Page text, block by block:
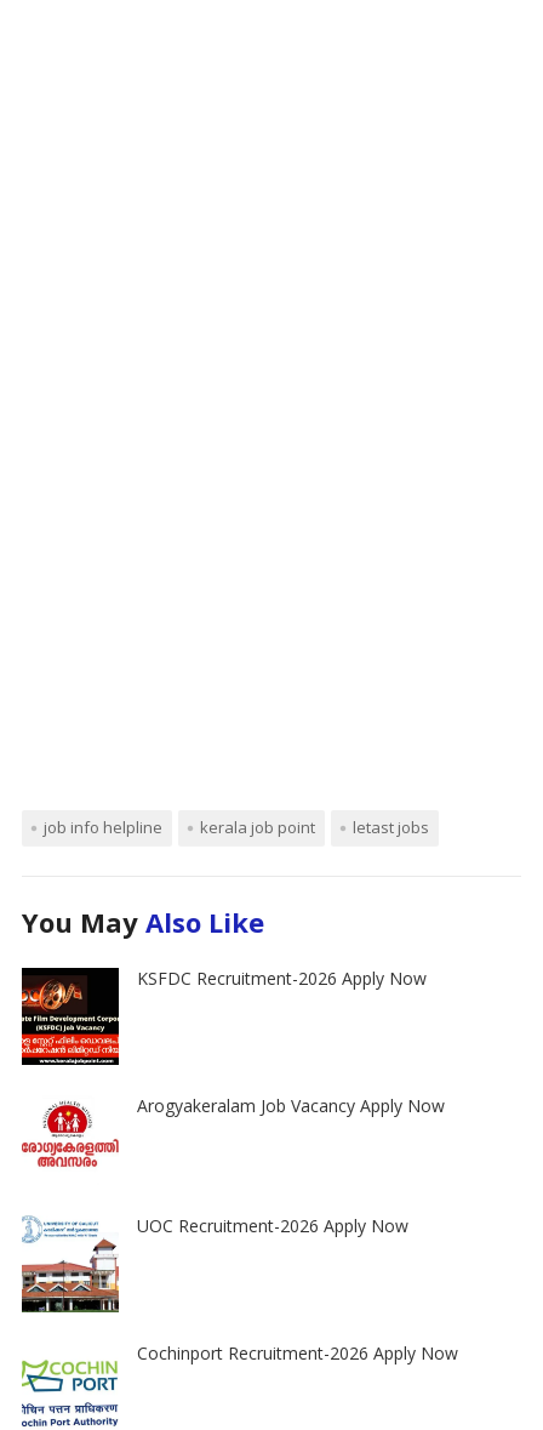
job info helpline kerala job point letast jobs
You May Also Like
KSFDC Recruitment-2026 Apply Now
Arogyakeralam Job Vacancy Apply Now
UOC Recruitment-2026 Apply Now
Cochinport Recruitment-2026 Apply Now